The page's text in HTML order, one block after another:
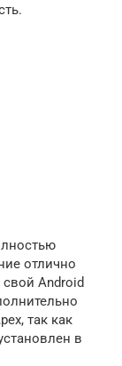
отлично
свой Android
так как
в